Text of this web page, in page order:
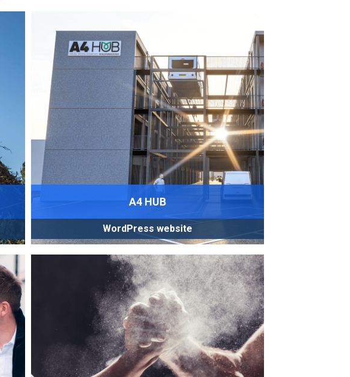
A4 HUB
WordPress website